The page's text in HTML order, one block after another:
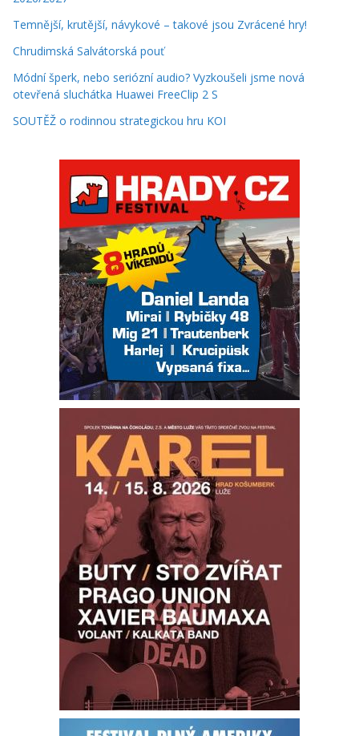
Temnější, krutější, návykové – takové jsou Zvrácené hry!
Chrudimská Salvátorská pouť
Módní šperk, nebo seriózní audio? Vyzkoušeli jsme nová
otevřená sluchátka Huawei FreeClip 2 S
SOUTĚŽ o rodinnou strategickou hru KOI